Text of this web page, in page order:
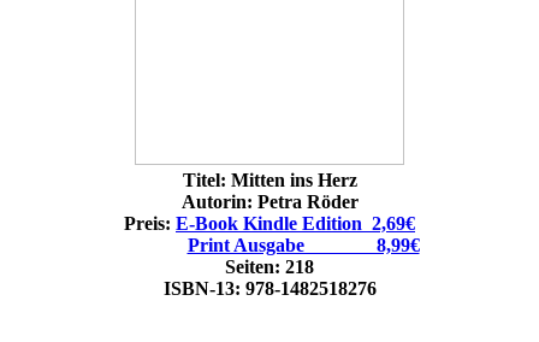
Titel: Mitten ins Herz
Autorin: Petra Röder
Preis: E-Book Kindle Edition 2,69€
Print Ausgabe 8,99€
Seiten: 218
ISBN-13: 978-1482518276